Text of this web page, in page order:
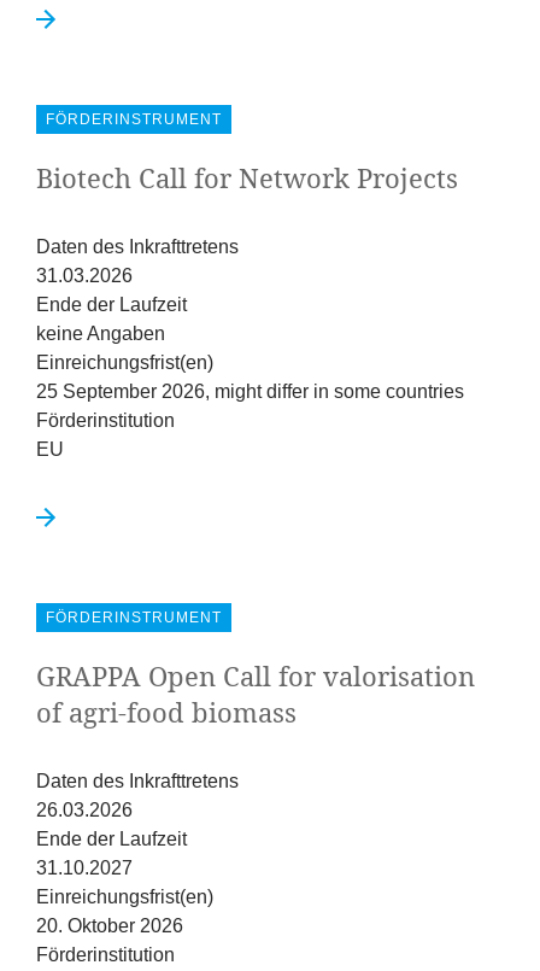
FÖRDERINSTRUMENT
Biotech Call for Network Projects
Daten des Inkrafttretens
31.03.2026
Ende der Laufzeit
keine Angaben
Einreichungsfrist(en)
25 September 2026, might differ in some countries
Förderinstitution
EU
FÖRDERINSTRUMENT
GRAPPA Open Call for valorisation
of agri-food biomass
Daten des Inkrafttretens
26.03.2026
Ende der Laufzeit
31.10.2027
Einreichungsfrist(en)
20. Oktober 2026
Förderinstitution